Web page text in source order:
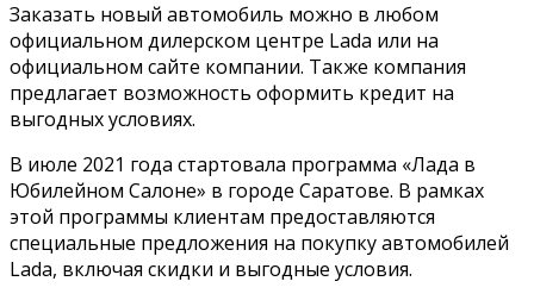
Заказать новый автомобиль можно в любом
официальном дилерском центре Lada или на
официальном сайте компании. Также компания
предлагает возможность оформить кредит на
выгодных условиях.
В июле 2021 года стартовала программа «Лада в
Юбилейном Салоне» в городе Саратове. В рамках
этой программы клиентам предоставляются
специальные предложения на покупку автомобилей
Lada, включая скидки и выгодные условия.